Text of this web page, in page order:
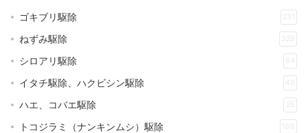
ゴキブリ駆除 231
ねずみ駆除 329
シロアリ駆除 64
イタチ駆除、ハクビシン駆除 49
ハエ、コバエ駆除 25
トコジラミ（ナンキンムシ）駆除 168